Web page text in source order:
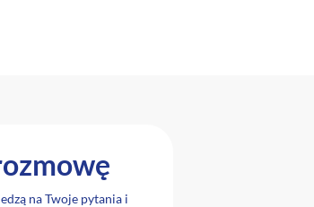
na Twoje pytania i